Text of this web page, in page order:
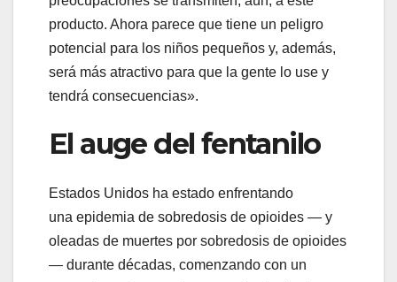
producto. Ahora parece que tiene un peligro
potencial para los niños pequeños y, además,
será más atractivo para que la gente lo use y
tendrá consecuencias».
El auge del fentanilo
Estados Unidos ha estado enfrentando
una epidemia de sobredosis de opioides — y
oleadas de muertes por sobredosis de opioides
— durante décadas, comenzando con un